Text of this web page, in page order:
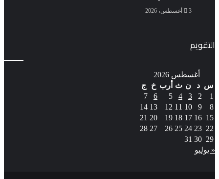
3 أغسطس، 2026
التقويم
أغسطس 2026
س
د ن ث أرب خ
ج
1
2
3
4
5
6
7
8
9
10
11
12
13
14
15
16
17
18
19
20
21
22
23
24
25
26
27
28
29
30
31
« يوليو